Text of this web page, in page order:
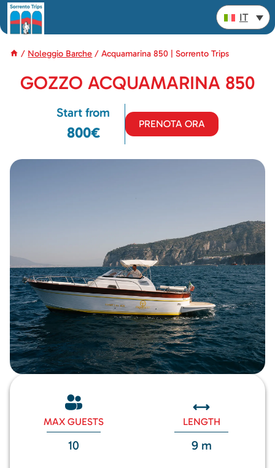
Salta
al
IT
/ Noleggio Barche / Acquamarina 850 | Sorrento Trips
GOZZO ACQUAMARINA 850
Start from
800€ PRENOTA ORA
MAX GUESTS
10
LENGTH
9 m